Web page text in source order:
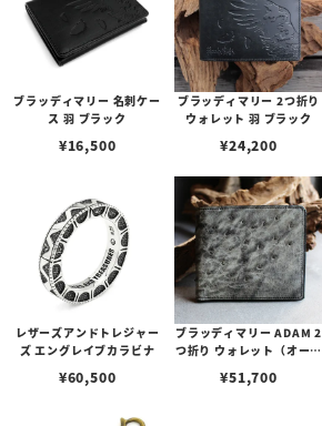
ブラッディマリー 名刺ケー
ス 羽 ブラック
¥16,500
ブラッディマリー 2つ折り
ウォレット 羽 ブラック
¥24,200
レザーズアンドトレジャー
ズ エングレイブカラビナ
¥60,500
ブラッディマリー ADAM 2
つ折り ウォレット（オース
¥51,700